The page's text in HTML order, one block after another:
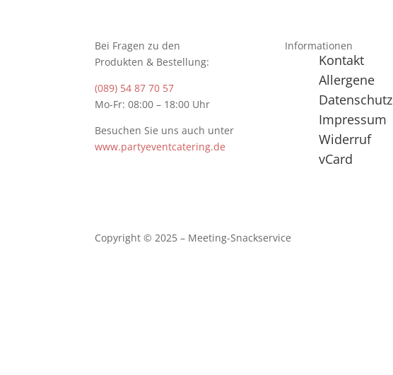
Bei Fragen zu den
Produkten & Bestellung:
(089) 54 87 70 57
Mo-Fr: 08:00 – 18:00 Uhr
Besuchen Sie uns auch unter
www.partyeventcatering.de
Informationen
Kontakt
Allergene
Datenschutz
Impressum
Widerruf
vCard
Copyright © 2025 – Meeting-Snackservice